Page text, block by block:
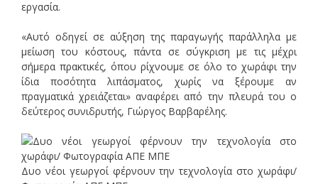
εργασία.
«Αυτό οδηγεί σε αύξηση της παραγωγής παράλληλα με
μείωση του κόστους, πάντα σε σύγκριση με τις μέχρι
σήμερα πρακτικές, όπου ρίχνουμε σε όλο το χωράφι την
ίδια ποσότητα λιπάσματος, χωρίς να ξέρουμε αν
πραγματικά χρειάζεται» αναφέρει από την πλευρά του ο
δεύτερος συνιδρυτής, Γιώργος Βαρβαρέλης.
Δυο νέοι γεωργοί φέρνουν την τεχνολογία στο χωράφι/